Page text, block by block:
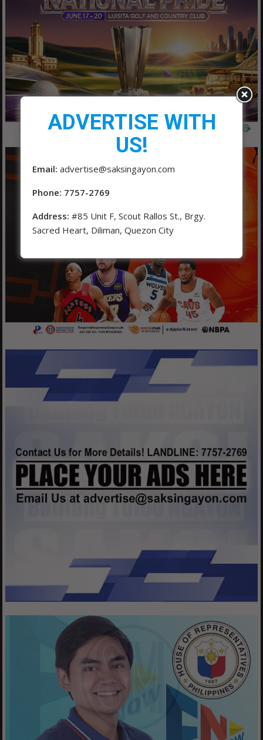
ADVERTISE WITH
US!
Email: advertise@saksingayon.com
Phone: 7757-2769
Address: #85 Unit F, Scout Rallos St., Brgy.
Sacred Heart, Diliman, Quezon City